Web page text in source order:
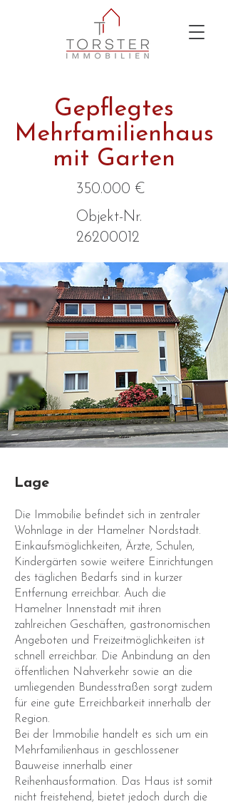
Gepflegtes
Mehrfamilienhaus
mit Garten
350.000 €
Objekt-Nr.
26200012
Lage
Die Immobilie befindet sich in zentraler
Wohnlage in der Hamelner Nordstadt.
Einkaufsmöglichkeiten, Ärzte, Schulen,
Kindergärten sowie weitere Einrichtungen
des täglichen Bedarfs sind in kurzer
Entfernung erreichbar. Auch die
Hamelner Innenstadt mit ihren
zahlreichen Geschäften, gastronomischen
Angeboten und Freizeitmöglichkeiten ist
schnell erreichbar. Die Anbindung an den
öffentlichen Nahverkehr sowie an die
umliegenden Bundesstraßen sorgt zudem
für eine gute Erreichbarkeit innerhalb der
Region.
Bei der Immobilie handelt es sich um ein
Mehrfamilienhaus in geschlossener
Bauweise innerhalb einer
Reihenhausformation. Das Haus ist somit
nicht freistehend, bietet jedoch durch die